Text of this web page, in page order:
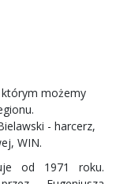
którym możemy
- harcerz,
WIN.
od 1971 roku.